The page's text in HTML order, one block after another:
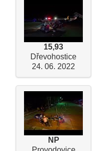
15,93
Dřevohostice
24. 06. 2022
NP